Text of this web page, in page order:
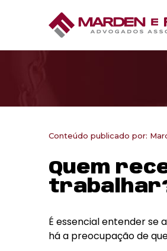
Conteúdo publicado por:
Quem
É essencial entender se
há a preocupação de